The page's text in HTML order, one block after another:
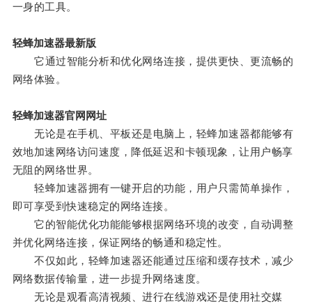
一身的工具。
轻蜂加速器最新版
它通过智能分析和优化网络连接，提供更快、更流畅的
网络体验。
轻蜂加速器官网网址
无论是在手机、平板还是电脑上，轻蜂加速器都能够有
效地加速网络访问速度，降低延迟和卡顿现象，让用户畅享
无阻的网络世界。
轻蜂加速器拥有一键开启的功能，用户只需简单操作，
即可享受到快速稳定的网络连接。
它的智能优化功能能够根据网络环境的改变，自动调整
并优化网络连接，保证网络的畅通和稳定性。
不仅如此，轻蜂加速器还能通过压缩和缓存技术，减少
网络数据传输量，进一步提升网络速度。
无论是观看高清视频、进行在线游戏还是使用社交媒